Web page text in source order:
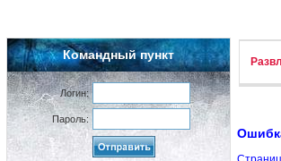
Командный пункт
Логин:
Пароль: